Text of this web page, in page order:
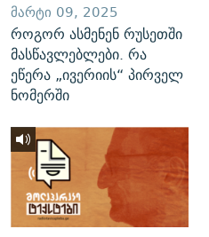
ᲛᲐᲠᲢᲘ 09, 2025
როგორ ასმენენ რუსეთში
მასწავლებლები. რა
ეწერა „ივერიის“ პირველ
ნომერში